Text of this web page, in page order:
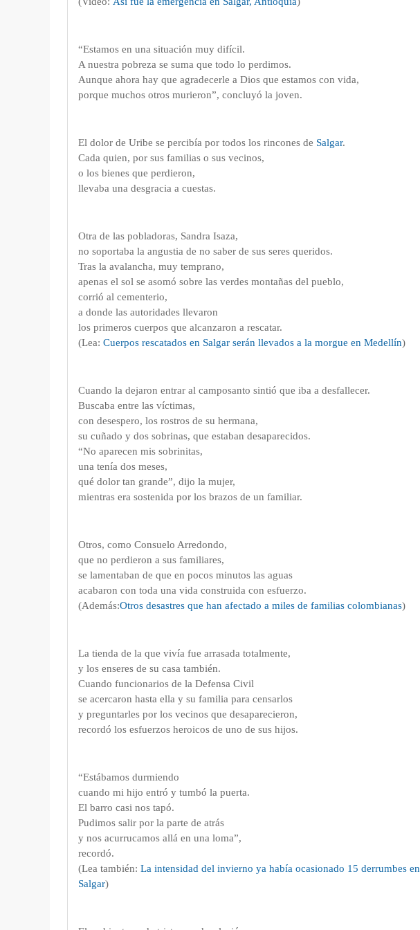
“Estamos en una situación muy difícil.
A nuestra pobreza se suma que todo lo perdimos.
Aunque ahora hay que agradecerle a Dios que estamos con vida,
porque muchos otros murieron”, concluyó la joven.
El dolor de Uribe se percibía por todos los rincones de Salgar.
Cada quien, por sus familias o sus vecinos,
o los bienes que perdieron,
llevaba una desgracia a cuestas.
Otra de las pobladoras, Sandra Isaza,
no soportaba la angustia de no saber de sus seres queridos.
Tras la avalancha, muy temprano,
apenas el sol se asomó sobre las verdes montañas del pueblo,
corrió al cementerio,
a donde las autoridades llevaron
los primeros cuerpos que alcanzaron a rescatar.
(Lea: Cuerpos rescatados en Salgar serán llevados a la morgue en Medellín)
Cuando la dejaron entrar al camposanto sintió que iba a desfallecer.
Buscaba entre las víctimas,
con desespero, los rostros de su hermana,
su cuñado y dos sobrinas, que estaban desaparecidos.
“No aparecen mis sobrinitas,
una tenía dos meses,
qué dolor tan grande”, dijo la mujer,
mientras era sostenida por los brazos de un familiar.
Otros, como Consuelo Arredondo,
que no perdieron a sus familiares,
se lamentaban de que en pocos minutos las aguas
acabaron con toda una vida construida con esfuerzo.
(Además:Otros desastres que han afectado a miles de familias colombianas)
La tienda de la que vivía fue arrasada totalmente,
y los enseres de su casa también.
Cuando funcionarios de la Defensa Civil
se acercaron hasta ella y su familia para censarlos
y preguntarles por los vecinos que desaparecieron,
recordó los esfuerzos heroicos de uno de sus hijos.
“Estábamos durmiendo
cuando mi hijo entró y tumbó la puerta.
El barro casi nos tapó.
Pudimos salir por la parte de atrás
y nos acurrucamos allá en una loma”,
recordó.
(Lea también: La intensidad del invierno ya había ocasionado 15 derrumbes en
Salgar)